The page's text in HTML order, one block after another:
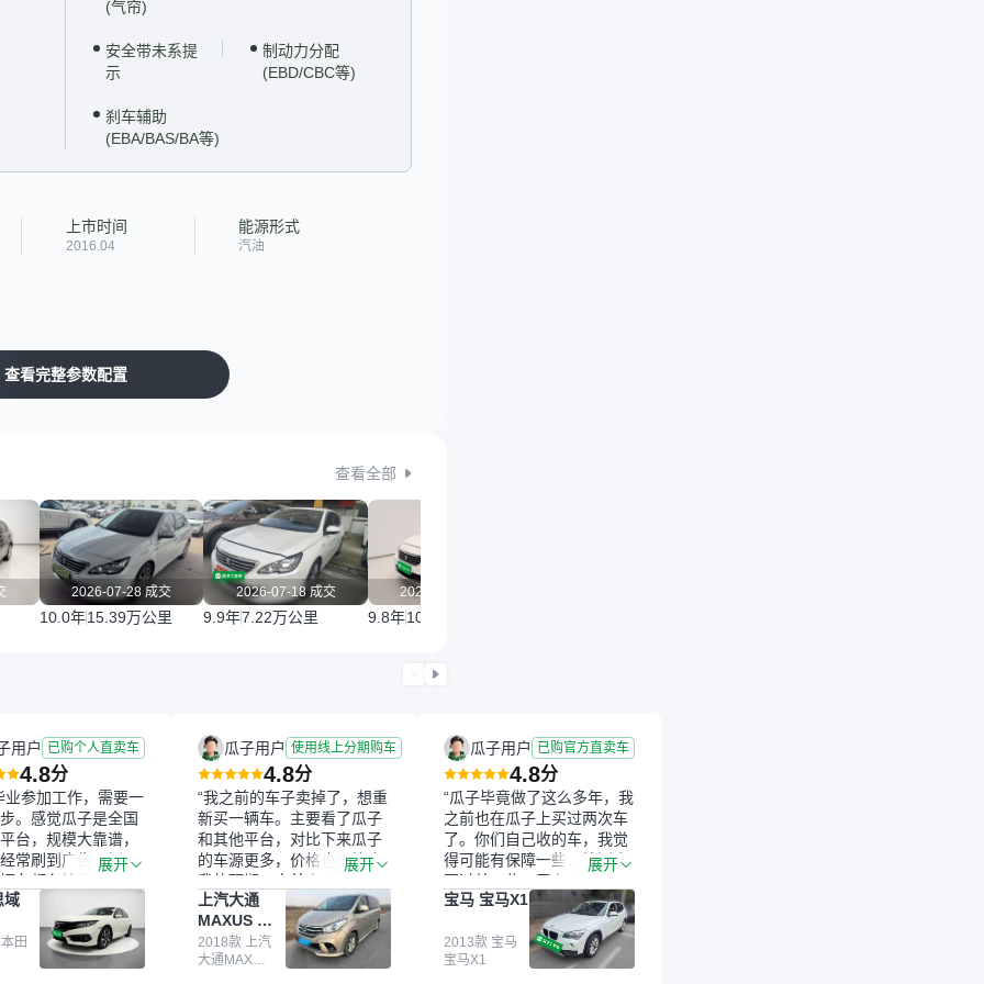
(气帘)
安全带未系提
示
制动力分配
(EBD/CBC等)
刹车辅助
(EBA/BAS/BA等)
上市时间
2016.04
能源形式
汽油
查看完整参数配置
查看全部
2026-07-28 成交
10.0年15.39万公里
2026-07-18 成交
9.9年7.22万公里
2026-07-18 成交
9.8年10.68万公里
用户 已购个人直卖车
4.8分
业参加工作，需要一
。感觉瓜子是全国
台，规模大靠谱，
常刷到广告，挺火
车都有检测报告，
很放心。去外面买
家一张嘴，不敢
了本田思域，白
次数少，公里数符
展开
域
田
瓜子用户 使用线上分期购车
4.8分
“我之前的车子卖掉了，想重
新买一辆车。主要看了瓜子
和其他平台，对比下来瓜子
的车源更多，价格也更符合
我的预期。之前卖车来过瓜
子，虽然价格没谈成，但
APP一直留着。瓜子毕竟是
大平台，整体印象还好。我
最终买了一台上汽大通，18
展开
上汽大通
MAXUS 大
通G10
2018款 上汽
大通MAXUS
瓜子用户 已购官方直卖车
4.8分
“瓜子毕竟做了这么多年，我
之前也在瓜子上买过两次车
了。你们自己收的车，我觉
得可能有保障一些，检测会
更过关一些。平台自己收上
来再卖的车，应该更可靠。
我买的是宝马X1，主要看中
它的价格和公里数比较合
适。另外，瓜子承诺无火
展开
宝马 宝马X1
2013款 宝马
宝马X1